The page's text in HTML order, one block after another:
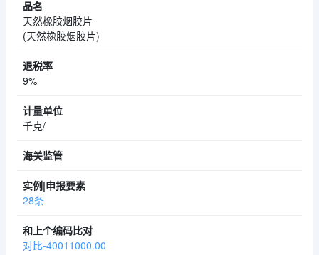
天然橡胶烟胶片
(天然橡胶烟胶片)
9%
千克/
28条
对比-40011000.00